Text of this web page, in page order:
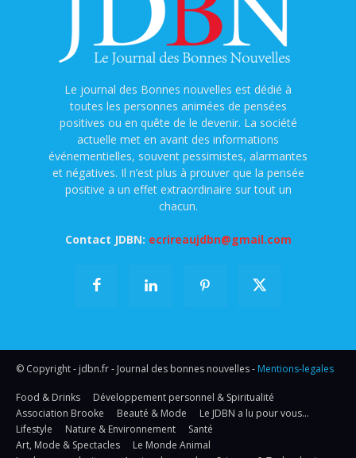
Le journal des Bonnes nouvelles est dédié à
toutes les personnes animées de pensées
positives ou en quête de le devenir. La société
actuelle met en avant des informations
événementielles, souvent pessimistes, alarmantes
et négatives. Il n’est plus à prouver que la pensée
positive a un effet extraordinaire sur tout un
chacun.
Contact JDBN: ecrireaujdbn@gmail.com
© Copyright - jdbn.fr - Journal des bonnes nouvelles - Mentions-legales
Food & Drinks
Développement personnel & Spiritualité
Association Brooke
Beauté & Mode
Le JDBN a lu pour vous…
Lifestyle
Nature & Environnement
Santé
Art, Mode & Spectacles
Le Monde Animal